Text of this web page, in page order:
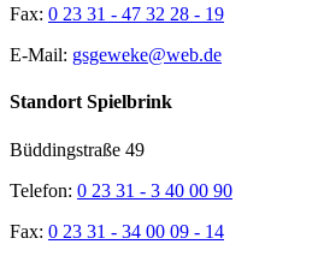
Fax: 0 23 31 - 47 32 28 - 19
E-Mail: gsgeweke@web.de
Standort Spielbrink
Büddingstraße 49
Telefon: 0 23 31 - 3 40 00 90
Fax: 0 23 31 - 34 00 09 - 14